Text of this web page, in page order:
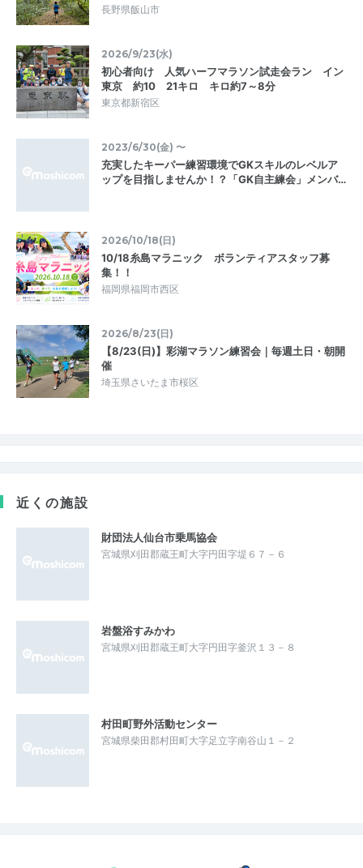
長野県飯山市
2026/9/23(水)
初心者向け 人気ハーフマラソン試走会ラン イン
東京 約10 21キロ キロ約7～8分
東京都新宿区
2023/6/30(金) 〜
充実したキーパー練習環境でGKスキルのレベルア
ップを目指しませんか！？「GK自主練会」メンバ…
2026/10/18(日)
10/18糸島マラニック ボランティアスタッフ募
集！！
福岡県福岡市西区
2026/8/23(日)
【8/23(日)】彩湖マラソン練習会｜毎週土日・朝開
催
埼玉県さいたま市桜区
近くの施設
財団法人仙台市乗馬協会
宮城県刈田郡蔵王町大字円田字堤６７－６
岩盤浴すみかわ
宮城県刈田郡蔵王町大字円田字釜沢１３－８
村田町野外活動センター
宮城県柴田郡村田町大字足立字南谷山１－２